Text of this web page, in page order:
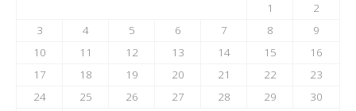
1
2
3
4 5 6 7 8
9
10
11 12 13 14 15
16
17
18 19 20 21 22
23
24
25 26 27 28 29
30